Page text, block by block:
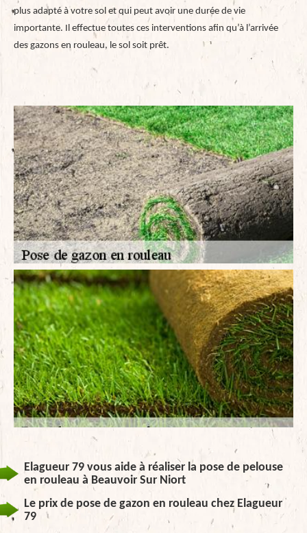
plus adapté à votre sol et qui peut avoir une durée de vie
importante. Il effectue toutes ces interventions afin qu’à l’arrivée
des gazons en rouleau, le sol soit prêt.
Elagueur 79 vous aide à réaliser la pose de pelouse
en rouleau à Beauvoir Sur Niort
Le prix de pose de gazon en rouleau chez Elagueur
79